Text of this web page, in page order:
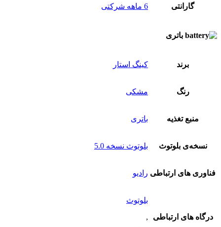
گارانتی 6 ماهه شرکتی
باتری
برند کینگ استار
رنگ مشکی
منبع تغذیه باتری
نسخه‌ی بلوتوث بلوتوث نسخه 5.0
فناوری های ارتباطی رادیو
درگاه های ارتباطی
بلوتوث
,